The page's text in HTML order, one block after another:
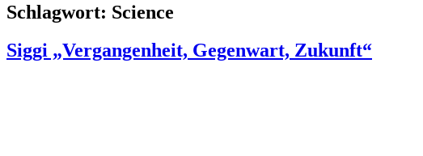
Schlagwort: Science
Siggi „Vergangenheit, Gegenwart, Zukunft“